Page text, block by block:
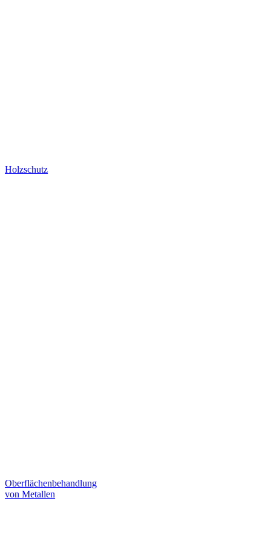
Holzschutz
Oberflächenbehandlung
von Metallen